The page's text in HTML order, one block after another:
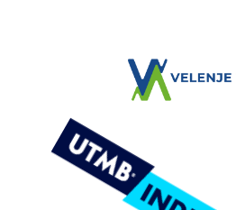
REZULTATI
GALERIJA
KONTAKT